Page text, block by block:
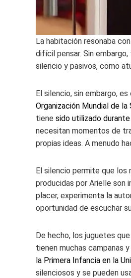
La habitación resonaba
difícil pensar. Sin
silencio y pasivos, como
El silencio, sin embargo,
Organización Mundial de la
tiene sido utilizado
necesitan momentos de
propias ideas. A menudo
El silencio permite que los
producidas por Arielle son
placer, experimenta la
oportunidad de escuchar
De hecho, los juguetes
tienen muchas campanas
la Primera Infancia en la
silenciosos y se pueden